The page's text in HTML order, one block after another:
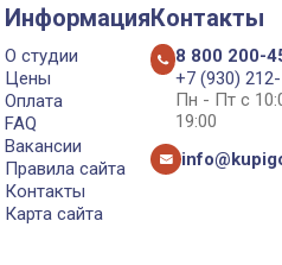
Информация
О студии
Цены
Оплата
FAQ
Вакансии
Правила сайта
Контакты
Карта сайта
Контакты
8 800 200-
+7 (930)
Пн - Пт с
19:00